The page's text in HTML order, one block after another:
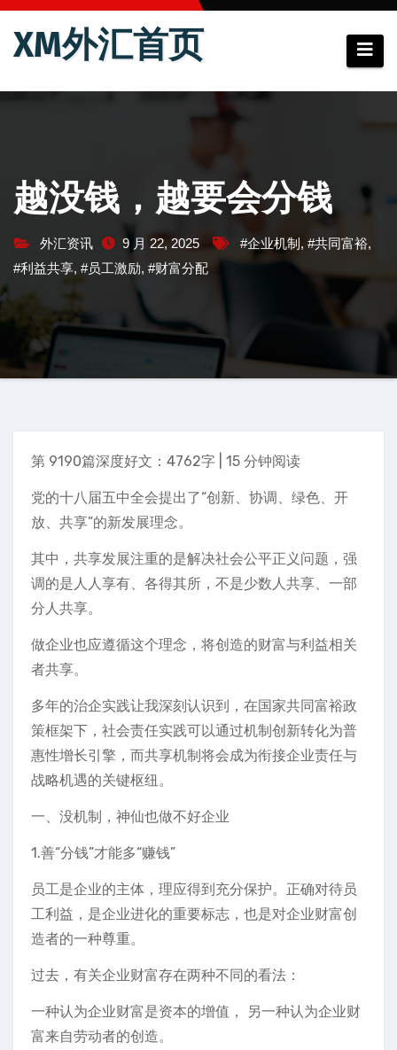
跳
XM外汇首页
越没钱，越要会分钱
外汇资讯 9 月 22, 2025 #企业机制 , #共同富裕,
#利益共享, #员工激励, #财富分配
第 9190篇深度好文：4762字 | 15 分钟阅读
党的十八届五中全会提出了“创新、协调、绿色、开
放、共享”的新发展理念。
其中，共享发展注重的是解决社会公平正义问题，强
调的是人人享有、各得其所，不是少数人共享、一部
分人共享。
做企业也应遵循这个理念，将创造的财富与利益相关
者共享。
多年的治企实践让我深刻认识到，在国家共同富裕政
策框架下，社会责任实践可以通过机制创新转化为普
惠性增长引擎，而共享机制将会成为衔接企业责任与
战略机遇的关键枢纽。
一、没机制，神仙也做不好企业
1.善“分钱”才能多“赚钱”
员工是企业的主体，理应得到充分保护。正确对待员
工利益，是企业进化的重要标志，也是对企业财富创
造者的一种尊重。
过去，有关企业财富存在两种不同的看法：
一种认为企业财富是资本的增值， 另一种认为企业财
富来自劳动者的创造。